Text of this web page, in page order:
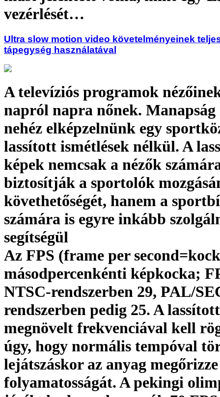
vezérlését…
Ultra slow motion video követelményeinek
tápegység használatával
A televíziós programok
napról napra nőnek.
nehéz elképzelnünk egy
lassított ismétlések nélkül. A
képek nemcsak a nézők
biztosítják a sportolók
követhetőségét, hanem a
számára is egyre inkább
segítségül
Az FPS (frame per
másodpercenkénti képkocka;
NTSC-rendszerben 29, PAL/
rendszerben pedig 25. A
megnövelt frekvenciával kell
úgy, hogy normális tempóval
lejátszáskor az anyag
folyamatosságát. A pekingi